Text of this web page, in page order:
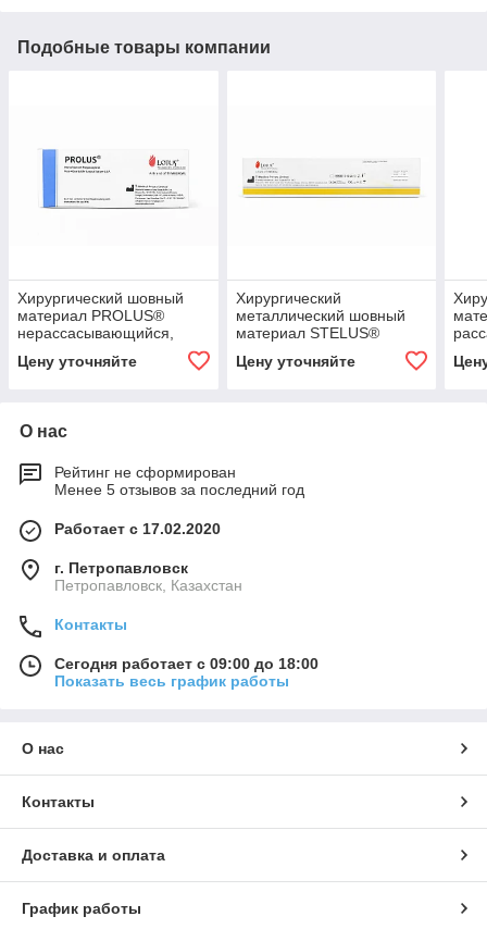
Подобные товары компании
Хирургический шовный
материал PROLUS®
нерассасывающийся,
полипропилен
Цену уточняйте
Хирургический
металлический шовный
материал STELUS®
монофиламентный из
Цену уточняйте
(п-
О нас
Рейтинг не сформирован
Менее 5 отзывов за последний год
Работает с 17.02.2020
г. Петропавловск
Петропавловск, Казахстан
Контакты
Сегодня работает с 09:00 до 18:00
Показать весь график работы
О нас
Контакты
Доставка и оплата
График работы